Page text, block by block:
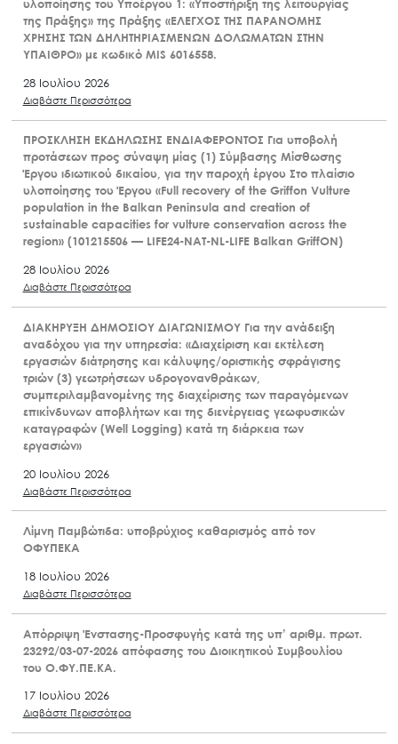
υλοποίησης του Υποέργου 1: «Υποστήριξη της λειτουργίας
της Πράξης» της Πράξης «ΕΛΕΓΧΟΣ ΤΗΣ ΠΑΡΑΝΟΜΗΣ
ΧΡΗΣΗΣ ΤΩΝ ΔΗΛΗΤΗΡΙΑΣΜΕΝΩΝ ΔΟΛΩΜΑΤΩΝ ΣΤΗΝ
ΥΠΑΙΘΡΟ» με κωδικό MIS 6016558.
28 Ιουλίου 2026
Διαβάστε Περισσότερα
ΠΡΟΣΚΛΗΣΗ ΕΚΔΗΛΩΣΗΣ ΕΝΔΙΑΦΕΡΟΝΤΟΣ Για υποβολή
προτάσεων προς σύναψη μίας (1) Σύμβασης Μίσθωσης
Έργου ιδιωτικού δικαίου, για την παροχή έργου Στο πλαίσιο
υλοποίησης του Έργου «Full recovery of the Griffon Vulture
population in the Balkan Peninsula and creation of
sustainable capacities for vulture conservation across the
region» (101215506 — LIFE24-NAT-NL-LIFE Balkan GriffON)
28 Ιουλίου 2026
Διαβάστε Περισσότερα
ΔΙΑΚΗΡΥΞΗ ΔΗΜΟΣΙΟΥ ΔΙΑΓΩΝΙΣΜΟΥ Για την ανάδειξη
αναδόχου για την υπηρεσία: «Διαχείριση και εκτέλεση
εργασιών διάτρησης και κάλυψης/οριστικής σφράγισης
τριών (3) γεωτρήσεων υδρογονανθράκων,
συμπεριλαμβανομένης της διαχείρισης των παραγόμενων
επικίνδυνων αποβλήτων και της διενέργειας γεωφυσικών
καταγραφών (Well Logging) κατά τη διάρκεια των
εργασιών»
20 Ιουλίου 2026
Διαβάστε Περισσότερα
Λίμνη Παμβώτιδα: υποβρύχιος καθαρισμός από τον
ΟΦΥΠΕΚΑ
18 Ιουλίου 2026
Διαβάστε Περισσότερα
Απόρριψη Ένστασης-Προσφυγής κατά της υπ’ αριθμ. πρωτ.
23292/03-07-2026 απόφασης του Διοικητικού Συμβουλίου
του Ο.ΦΥ.ΠΕ.ΚΑ.
17 Ιουλίου 2026
Διαβάστε Περισσότερα